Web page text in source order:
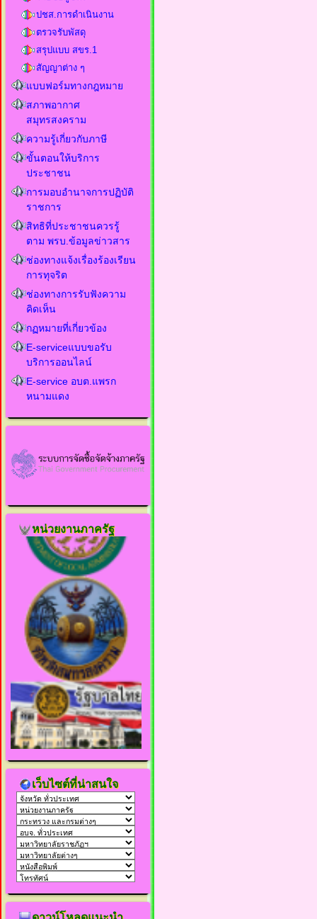
ปชส.การดำเนินงาน
ตรวจรับพัสดุ
สรุปแบบ สขร.1
สัญญาต่าง ๆ
แบบฟอร์มทางกฎหมาย
สภาพอากาศ
สมุทรสงคราม
ความรู้เกี่ยวกับภาษี
ขั้นตอนให้บริการ
ประชาชน
การมอบอำนาจการปฏิบัติ
ราชการ
สิทธิที่ประชาชนควรรู้
ตาม พรบ.ข้อมูลข่าวสาร
ช่องทางแจ้งเรื่องร้องเรียน
การทุจริต
ช่องทางการรับฟังความ
คิดเห็น
กฏหมายที่เกี่ยวข้อง
E-serviceแบบขอรับ
บริการออนไลน์
E-service อบต.แพรก
หนามแดง
หน่วยงานภาครัฐ
เว็บไซต์ที่น่าสนใจ